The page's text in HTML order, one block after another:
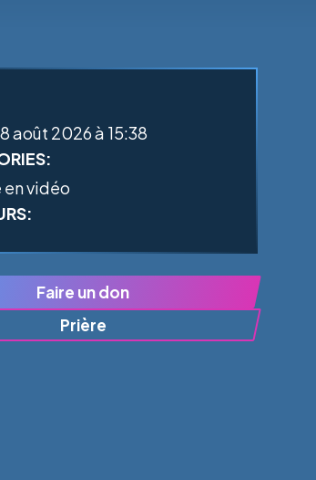
août 2026 à 15:38
en vidéo
Faire un don
Prière